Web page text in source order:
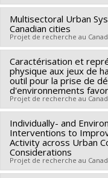
Robitaille,Jat Sandhu,
Funding sources:IRSC/
Canada
Grant programs:
Funding sources:IRSC/
Canada
Grant programs:
fonctionnement
programmatiques
Lead researcher :
Co-researchers :
Joséphine Aho,Marie-
Funding sources:IRSC/
Canada
Grant programs:
fonctionnement
programmatiques
Multisectoral Urban
Canadian cities
Projet de recherche au
Lead researcher :
Lise Gauvin
Funding sources:IRSC/
Canada
Grant programs:
Caractérisation et
physique aux jeux de
outil pour la prise de
d'environnements
Projet de recherche au
Lead researcher :
Co-researchers :
Funding sources:
Canada
Individually- and
Interventions to
Activity across Urban
Considerations
Projet de recherche au